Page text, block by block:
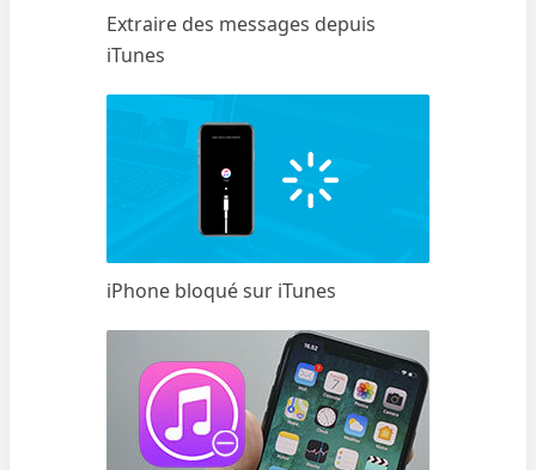
Extraire des messages depuis
iTunes
iPhone bloqué sur iTunes